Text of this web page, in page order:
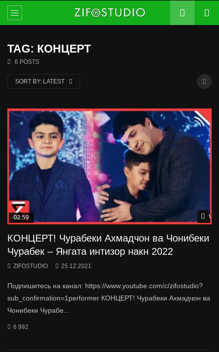
TAG: КОНЦЕРТ
6 POSTS
SORT BY: LATEST
02:59
КОНЦЕРТ! Чурабеки Ахмадчон ва Чонибеки
Чурабек – Янгата интизор накн 2022
ZIFOSTUDIO 25.12.2021
Подпишитесь на канал: https://www.youtube.com/c/zifostudio?
sub_confirmation=1performer КОНЦЕРТ! Чурабеки Ахмадчон ва
Чонибеки Чурабе...
6 992